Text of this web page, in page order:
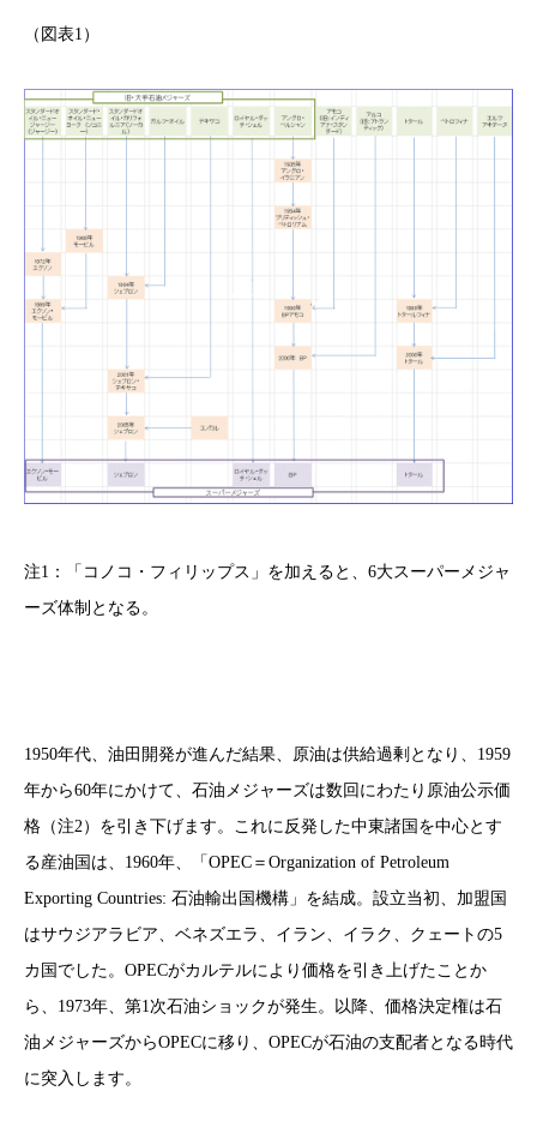
（図表1）
注1：「コノコ・フィリップス」を加えると、6大スーパーメジャ
ーズ体制となる。
1950年代、油田開発が進んだ結果、原油は供給過剰となり、1959
年から60年にかけて、石油メジャーズは数回にわたり原油公示価
格（注2）を引き下げます。これに反発した中東諸国を中心とす
る産油国は、1960年、「OPEC＝Organization of Petroleum
Exporting Countries: 石油輸出国機構」を結成。設立当初、加盟国
はサウジアラビア、ベネズエラ、イラン、イラク、クェートの5
カ国でした。OPECがカルテルにより価格を引き上げたことか
ら、1973年、第1次石油ショックが発生。以降、価格決定権は石
油メジャーズからOPECに移り、OPECが石油の支配者となる時代
に突入します。